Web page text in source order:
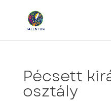
Pécsett
osztály